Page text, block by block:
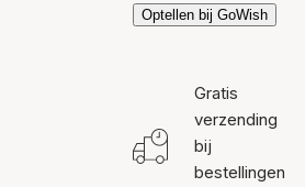
Optellen bij GoWish
Gratis
verzending
bij
bestellingen